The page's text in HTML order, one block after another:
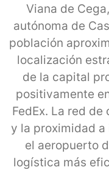
Viana de
autónoma de
población
localización
de la capital
positivamente
FedEx. La red
y la proximidad
el aeropuerto
logística más